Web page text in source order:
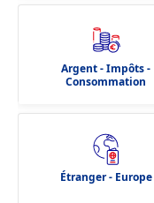
Argent - Impôts -
Consommation
Étranger - Europe